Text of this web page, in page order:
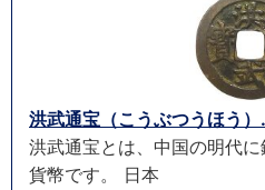
洪武通宝（こうぶつうほう）
洪武通宝とは、中国の明代
貨幣です。 日本